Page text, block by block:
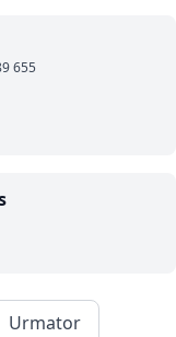
655
Urmator